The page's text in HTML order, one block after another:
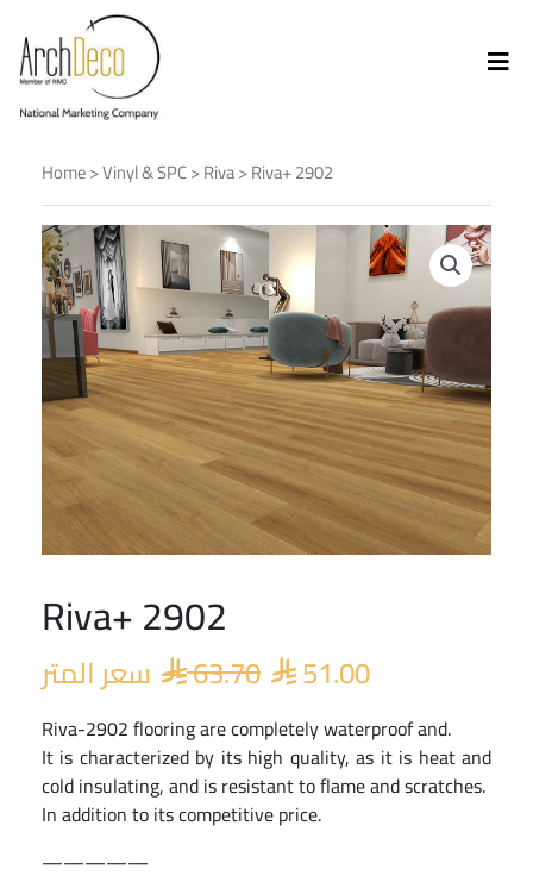
Home>Vinyl & SPC>Riva> Riva+ 2902
Riva+ 2902
63.70 was:
 63.70.
51.00is:
 51.00.
Riva-2902 flooring are completely waterproof and.
It is characterized by its high quality, as it is heat and
cold insulating, and is resistant to flame and scratches.
In addition to its competitive price.
—————